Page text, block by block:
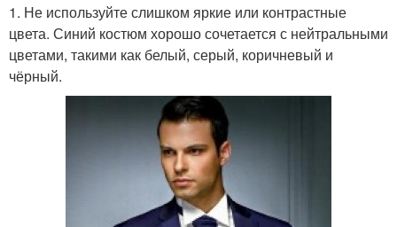
1. Не используйте слишком яркие или контрастные
цвета. Синий костюм хорошо сочетается с нейтральными
цветами, такими как белый, серый, коричневый и
чёрный.